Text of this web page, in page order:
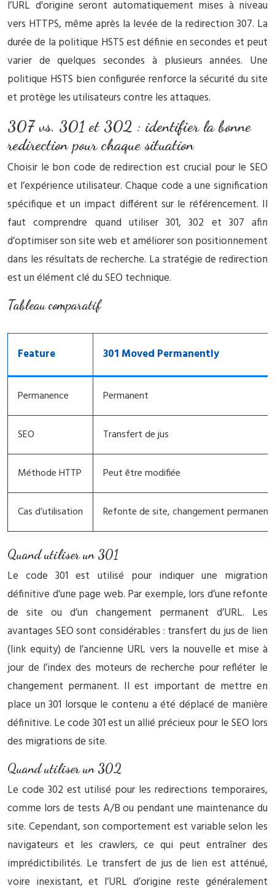
l’URL d’origine seront automatiquement mises à niveau
vers HTTPS, même après la levée de la redirection 307. La
durée de la politique HSTS est définie en secondes et peut
varier de quelques secondes à plusieurs années. Une
politique HSTS bien configurée renforce la sécurité du site
et protège les utilisateurs contre les attaques.
307 vs. 301 et 302 : identifier la bonne
redirection pour chaque situation
Choisir le bon code de redirection est crucial pour le SEO
et l’expérience utilisateur. Chaque code a une signification
spécifique et un impact différent sur le référencement. Il
faut comprendre quand utiliser 301, 302 et 307 afin
d’optimiser son site web et améliorer son positionnement
dans les résultats de recherche. La stratégie de redirection
est un élément clé du SEO technique.
Tableau comparatif
Feature 301 Moved Permanently
Permanence Permanent
SEO Transfert de jus
Méthode HTTP Peut être modifiée
Cas d’utilisation Refonte de site, changement permanent
Quand utiliser un 301
Le code 301 est utilisé pour indiquer une migration
définitive d’une page web. Par exemple, lors d’une refonte
de site ou d’un changement permanent d’URL. Les
avantages SEO sont considérables : transfert du jus de lien
(link equity) de l’ancienne URL vers la nouvelle et mise à
jour de l’index des moteurs de recherche pour refléter le
changement permanent. Il est important de mettre en
place un 301 lorsque le contenu a été déplacé de manière
définitive. Le code 301 est un allié précieux pour le SEO lors
des migrations de site.
Quand utiliser un 302
Le code 302 est utilisé pour les redirections temporaires,
comme lors de tests A/B ou pendant une maintenance du
site. Cependant, son comportement est variable selon les
navigateurs et les crawlers, ce qui peut entraîner des
imprédictibilités. Le transfert de jus de lien est atténué,
voire inexistant, et l’URL d’origine reste généralement